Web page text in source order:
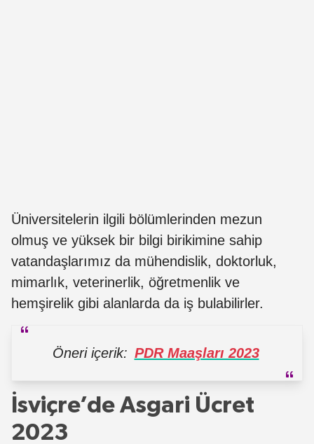
Üniversitelerin ilgili bölümlerinden mezun
olmuş ve yüksek bir bilgi birikimine sahip
vatandaşlarımız da mühendislik, doktorluk,
mimarlık, veterinerlik, öğretmenlik ve
hemşirelik gibi alanlarda da iş bulabilirler.
Öneri içerik: PDR Maaşları 2023
İsviçre’de Asgari Ücret
2023